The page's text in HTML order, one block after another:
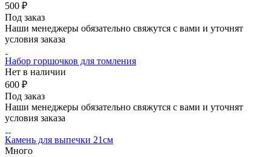
500 ₽
Под заказ
Наши менеджеры обязательно свяжутся с вами и уточнят
условия заказа
Набор горшочков для томления
Нет в наличии
600 ₽
Под заказ
Наши менеджеры обязательно свяжутся с вами и уточнят
условия заказа
Камень для выпечки 21см
Много